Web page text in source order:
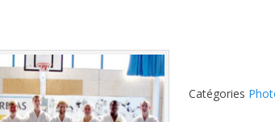
Catégories